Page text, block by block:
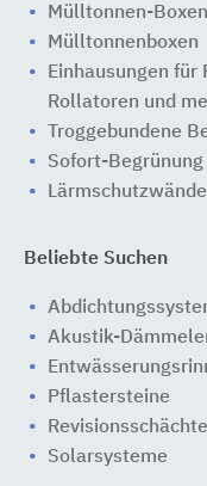
Mülltonnen-Boxen
Mülltonnenboxen
Einhausungen
Rollatoren und
Troggebundene
Sofort-
Beliebte Suchen
Akustik-
Pflastersteine
Revisionsschächte
Solarsysteme